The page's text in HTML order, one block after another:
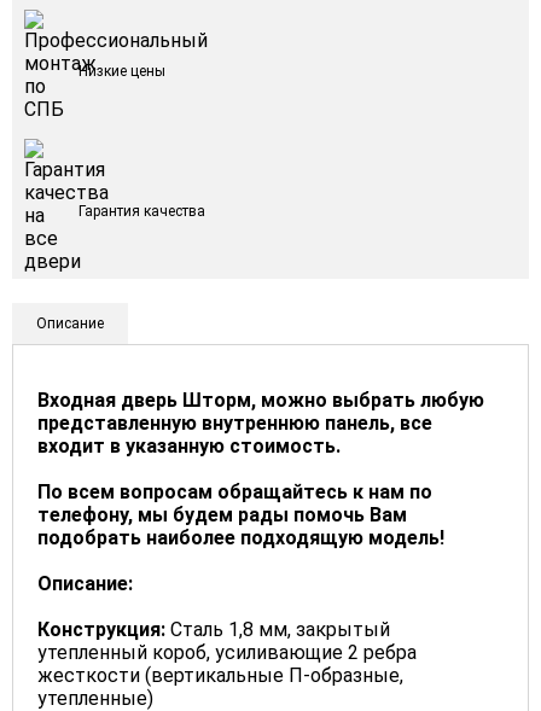
Низкие цены
Гарантия качества
Описание
Входная дверь Шторм, можно выбрать любую
представленную внутреннюю панель, все
входит в указанную стоимость.
По всем вопросам обращайтесь к нам по
телефону, мы будем рады помочь Вам
подобрать наиболее подходящую модель!
Описание:
Конструкция: Сталь 1,8 мм, закрытый
утепленный короб, усиливающие 2 ребра
жесткости (вертикальные П-образные,
утепленные)